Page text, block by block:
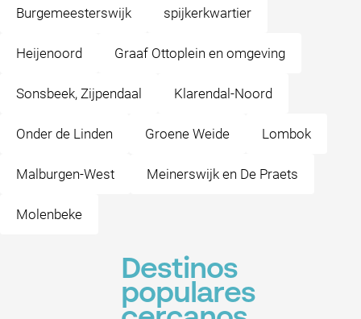
Burgemeesterswijk spijkerkwartier
Heijenoord Graaf Ottoplein en omgeving
Sonsbeek, Zijpendaal Klarendal-Noord
Onder de Linden Groene Weide Lombok
Malburgen-West Meinerswijk en De Praets
Molenbeke
Destinos
populares